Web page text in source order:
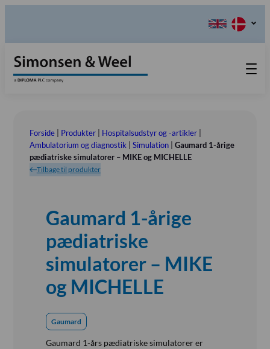
Retur-, Reklamations- og
Reparationsformular
Kontakt os
Send ordination
Vores Værdier
Bestyrelsen
Udstillinger
Showroom
Referensinstallation
Vision, Mission, Miljø og Kvalitet
Kliniske diætister
Salgs- og Leveringsbetingelser
Tlf.: (+45) 70 25 56 10
Forside| Produkter| Hospitalsudstyr og -artikler|
Ambulatorium og diagnostik
Simulation| Gaumard 1-årige
pædiatriske simulatorer – MIKE og MICHELLE
Tilbage til produkter
Gaumard 1-årige
pædiatriske
simulatorer – MIKE
og MICHELLE
Gaumard
Gaumard 1-års pædiatriske simulatorer er